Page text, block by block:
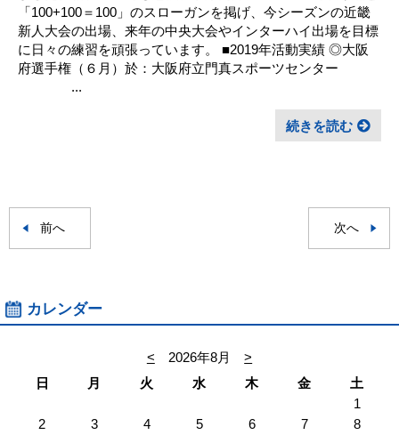
「100+100＝100」のスローガンを掲げ、今シーズンの近畿
新人大会の出場、来年の中央大会やインターハイ出場を目標
に日々の練習を頑張っています。 ■2019年活動実績 ◎大阪
府選手権（６月）於：大阪府立門真スポーツセンター
...
続きを読む
前へ 次へ
カレンダー
< 2026年8月
>
日
月 火 水 木 金
土
1
2
3 4 5 6 7
8